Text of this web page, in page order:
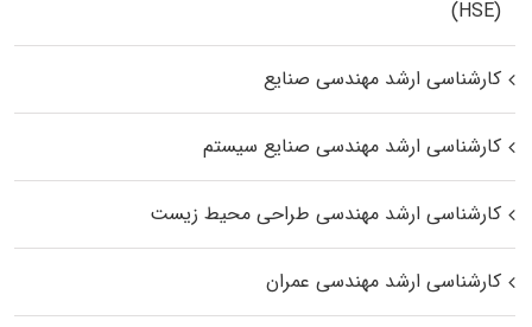
(HSE)
کارشناسی ارشد مهندسی صنایع
کارشناسی ارشد مهندسی صنایع سیستم
کارشناسی ارشد مهندسی طراحی محیط زیست
کارشناسی ارشد مهندسی عمران